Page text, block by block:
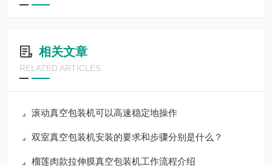
相关文章
RELATED ARTICLES
滚动真空包装机可以高速稳定地操作
双室真空包装机安装的要求和步骤分别是什么？
榴莲肉款拉伸膜真空包装机工作流程介绍